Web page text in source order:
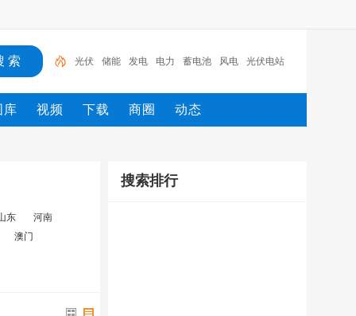
光伏 储能 发电 电力 蓄电池 风电 光伏电站
车 汽轮机 充电桩
库 视频 下载 商圈 动态
东
河南
澳门
搜索排行